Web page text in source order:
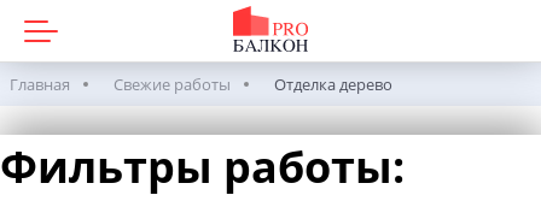
Главная Свежие работы Отделка дерево
Фильтры работы: